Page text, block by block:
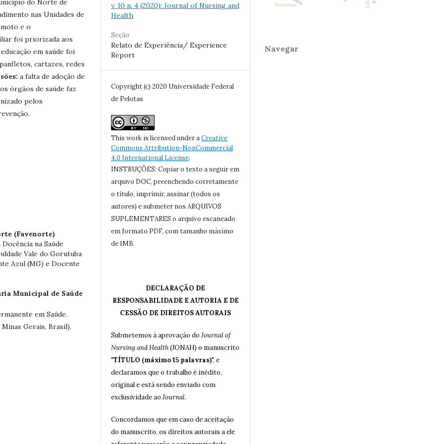
do Norte de
nas Unidades de
e o
foi priorizada aos
em saúde foi
cartazes, redes
a falta de adoção de
órgãos de saúde faz
pelos
(Favenorte)
na Saúde
Vale do Gorutuba
Azul (MG) e Docente
Municipal de Saúde
em Saúde.
Gerais, Brasil).
v. 10 n. 4 (2020): Journal of Nursing and
Health
Seção
Relato de Experiência/ Experience
Report
Copyright (c) 2020 Universidade Federal
de Pelotas
This work is licensed under aCreative
Commons Attribution-NonCommercial
4.0 International License.
INSTRUÇÕES: Copiar o texto a seguir em
arquivo DOC, preenchendo corretamente
o título, imprimir, assinar (todos os
autores) e submeter nos ARQUIVOS
SUPLEMENTARES o arquivo escaneado
em formato PDF, com tamanho máximo
de 1MB.
DECLARAÇÃO DE
RESPONSABILIDADE E AUTORIA E DE
CESSÃO DE DIREITOS AUTORAIS
Submetemos à aprovação do Journal of
Nursing and Health(JONAH) o manuscrito
"TÍTULO (máximo 15 palavras)", e
declaramos que o trabalho é inédito,
original e está sendo enviado com
exclusividade ao Journal.
Concordamos que em caso de aceitação
do manuscrito, os direitos autorais a ele
Estudantes
Navegar